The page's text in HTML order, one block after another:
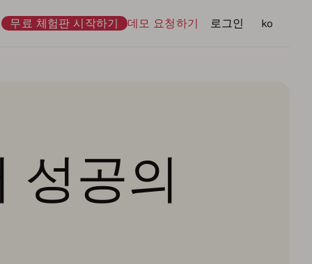
무료 체험판 시작하기 데모 요청하기 로그인 언어
ko
성공의